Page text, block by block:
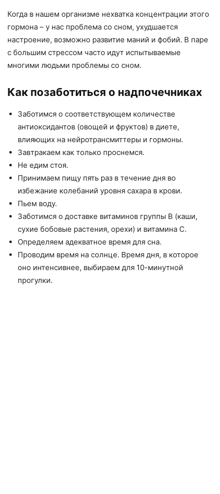
Когда в нашем организме нехватка концентрации этого
гормона – у нас проблема со сном, ухудшается
настроение, возможно развитие маний и фобий. В паре
с большим стрессом часто идут испытываемые
многими людьми проблемы со сном.
Как позаботиться о надпочечниках
Заботимся о соответствующем количестве
антиоксидантов (овощей и фруктов) в диете,
влияющих на нейротрансмиттеры и гормоны.
Завтракаем как только проснемся.
Не едим стоя.
Принимаем пищу пять раз в течение дня во
избежание колебаний уровня сахара в крови.
Пьем воду.
Заботимся о доставке витаминов группы В (каши,
сухие бобовые растения, орехи) и витамина С.
Определяем адекватное время для сна.
Проводим время на солнце. Время дня, в которое
оно интенсивнее, выбираем для 10-минутной
прогулки.